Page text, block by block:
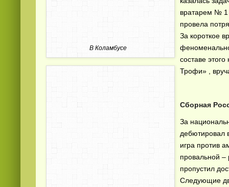
В Коламбусе
вратарем № 1
провела
За короткое
составе
Трофи» ,
Сборная
За
дебютировал
игра против
провальной –
пропустил
Следующие